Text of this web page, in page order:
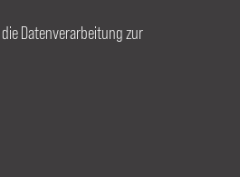
Datenverarbeitung zur